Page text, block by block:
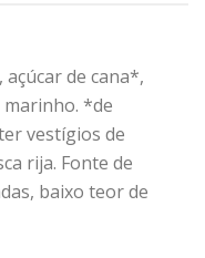
de cana*,
*de
vestígios de
rija. Fonte de
baixo teor de